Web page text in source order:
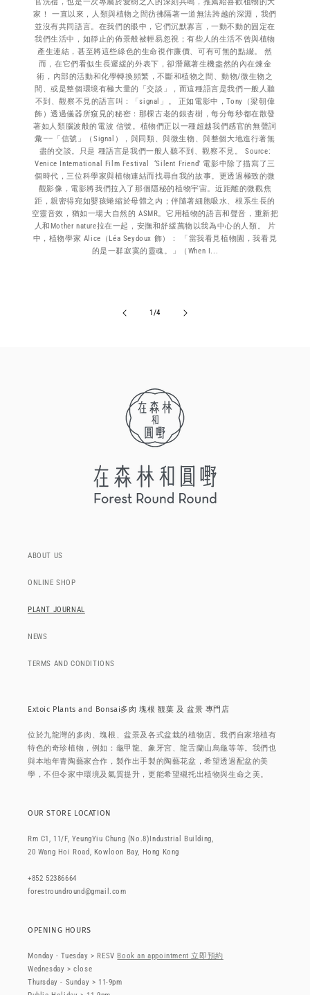
家！ 一直以來，人類與植物之間彷彿隔著一道無法跨越的深淵，我們
並沒有共同語言。在我們的眼中，它們沉默寡言，一動不動的固定在
我們生活中，如靜止的佈景般被輕易忽視；有些人的生活不曾與植物
產生連結，甚至將這些綠色的生命視作廉價、可有可無的點綴。 然
而，在它們看似生長遲緩的外表下，卻潛藏著生機盎然的內在煉金
術，內部的活動和化學轉換頻繁，不斷和植物之間、動物/微生物之
間、或是整個環境有極大量的「交談」，而這種語言是我們一般人聽
不到、觀察不見的語言叫：「signal」。 正如電影中，Tony（梁朝偉
飾）透過儀器所窺見的秘密：那棵古老的銀杏樹，每分每秒都在散發
著如人類腦波般的電波 信號。植物們正以一種超越我們感官的無聲詞
彙——「信號」（Signal），與同類、與微生物、與整個大地進行著無
盡的交談。只是 種語言是我們一般人聽不到、觀察不見。 Source:
Venice International Film Festival ‘Silent Friend’ 電影中除了描寫了三
個時代，三位科學家與植物連結而找尋自我的故事。更透過極致的微
觀影像，電影將我們拉入了那個隱秘的植物宇宙。近距離的微觀焦
距，親密得宛如嬰孩蜷縮於母體之內；伴隨著細胞吸水、根系生長的
空靈音效，猶如一場大自然的 ASMR。它用植物的語言和聲音，重新把
人和Mother nature拉在一起，安撫和舒緩萬物以我為中心的人類。 片
中，植物學家 Alice（Léa Seydoux 飾）： 「當我看見植物園，我看見
的是一群寂寞的靈魂。」（When I...
1/of
4
ABOUT US
ONLINE SHOP
PLANT JOURNAL
NEWS
TERMS AND CONDITIONS
Extoic Plants and Bonsai多肉 塊根 観葉 及 盆景 專門店
位於九龍灣的多肉、塊根、盆景及各式盆栽的植物店。我們自家培植有
特色的奇珍植物，例如：龜甲龍、象牙宮、龍舌蘭山烏龜等等。我們也
與本地年青陶藝家合作，製作出手製的陶藝花盆，希望透過配盆的美
學，不但令家中環境及氣質提升，更能希望襯托出植物與生命之美。
OUR STORE LOCATION
Rm C1, 11/F, YeungYiu Chung (No.8)Industrial Building,
20 Wang Hoi Road, Kowloon Bay, Hong Kong
+852 52386664
forestroundround@gmail.com
OPENING HOURS
Monday - Tuesday > RESV Book an appointment 立即預約
Wednesday > close
Thursday - Sunday > 11-9pm